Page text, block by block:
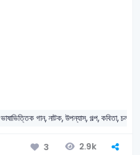
ভাষাভিত্তিক গান, নাটক, উপন্যাস, গল্প, কবিতা,
3 2.9k